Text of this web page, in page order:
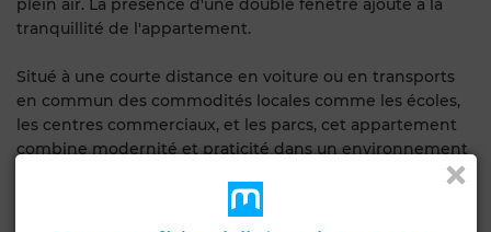
plein air. La présence d'une double fenêtre ajoute à la
tranquillité de l'appartement.
Situé à une courte distance en voiture ou en transports
en commun des commodités locales comme les écoles,
les centres commerciaux, et les parcs, cet appartement
combine modernité et praticité dans un environnement
Obtenir un financement